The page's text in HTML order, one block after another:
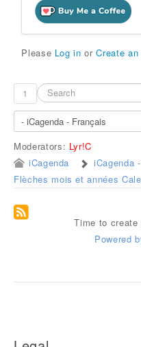
Please Log in orCreate
1
Moderators: Lyr!C
iCagenda
iCagenda
Flèches mois et années
Time to create
Powered